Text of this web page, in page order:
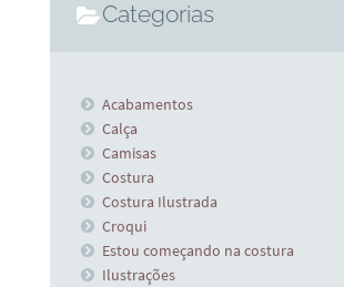
Categorias
Acabamentos
Calça
Camisas
Costura
Costura Ilustrada
Croqui
Estou começando na costura
Ilustrações